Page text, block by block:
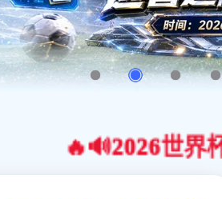
🔥🔊2026世界杯官网